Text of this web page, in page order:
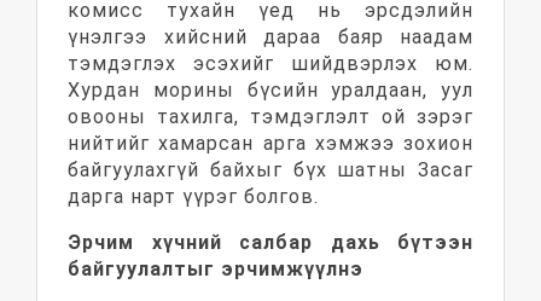
комисс тухайн үед нь эрсдэлийн
үнэлгээ хийсний дараа баяр наадам
тэмдэглэх эсэхийг шийдвэрлэх юм.
Хурдан морины бүсийн уралдаан, уул
овооны тахилга, тэмдэглэлт ой зэрэг
нийтийг хамарсан арга хэмжээ зохион
байгуулахгүй байхыг бүх шатны Засаг
дарга нарт үүрэг болгов.
Эрчим хүчний салбар дахь бүтээн
байгуулалтыг эрчимжүүлнэ